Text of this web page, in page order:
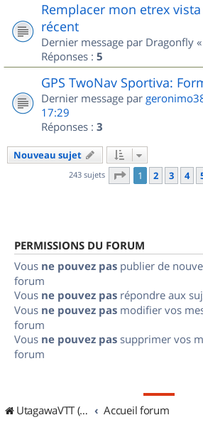
Remplacer mon etrex
récent
Dernier message par Dragonfly «
Réponses : 5
GPS TwoNav Sportiva:
Dernier message par
17:29
Réponses : 3
Nouveau sujet
243 sujets Page 1sur
1 2 3 4
PERMISSIONS DU FORUM
Vous ne pouvez pas publier de
forum
Vous ne pouvez pas répondre aux
Vous ne pouvez pas modifier vos
forum
Vous ne pouvez pas supprimer vos
forum
UtagawaVTT (Randos VTT et VTTAE avec traces GPS) Accueil forum